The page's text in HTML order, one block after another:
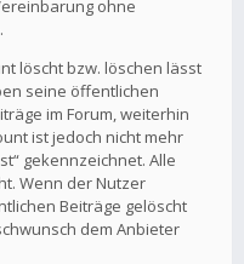
ohne
löscht bzw. löschen lässt
seine öffentlichen
im Forum, weiterhin
ist jedoch nicht mehr
gekennzeichnet. Alle
Wenn der Nutzer
Beiträge gelöscht
dem Anbieter